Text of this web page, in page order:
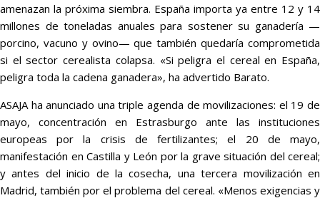
amenazan la próxima siembra. España importa ya entre 12 y 14
millones de toneladas anuales para sostener su ganadería —
porcino, vacuno y ovino— que también quedaría comprometida
si el sector cerealista colapsa. «Si peligra el cereal en España,
peligra toda la cadena ganadera», ha advertido Barato.
ASAJA ha anunciado una triple agenda de movilizaciones: el 19 de
mayo, concentración en Estrasburgo ante las instituciones
europeas por la crisis de fertilizantes; el 20 de mayo,
manifestación en Castilla y León por la grave situación del cereal;
y antes del inicio de la cosecha, una tercera movilización en
Madrid, también por el problema del cereal. «Menos exigencias y